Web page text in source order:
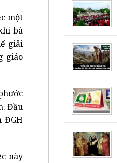
một
bà
giải
giáo
Đầu
ĐGH
này